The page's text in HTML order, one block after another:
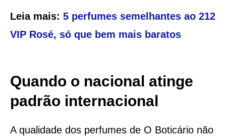
Leia mais: 5 perfumes semelhantes ao 212
VIP Rosé, só que bem mais baratos
Quando o nacional atinge
padrão internacional
A qualidade dos perfumes de O Boticário não